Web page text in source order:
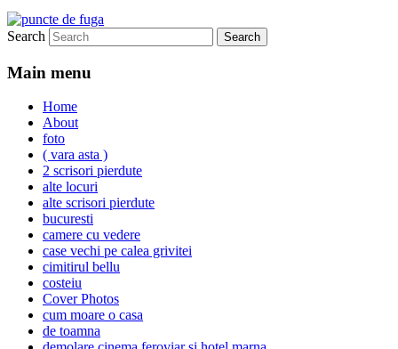
Search
Main menu
Home
About
foto
( vara asta )
2 scrisori pierdute
alte locuri
alte scrisori pierdute
bucuresti
camere cu vedere
case vechi pe calea grivitei
cimitirul bellu
costeiu
Cover Photos
cum moare o casa
de toamna